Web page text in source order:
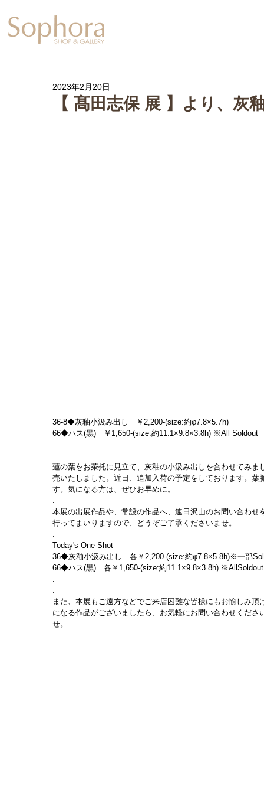
【 髙田志保 展 】より、灰
2023年2月20日
36-8◆灰釉小汲み出し　￥2,200-(size:約φ7.8×5.7h)
66◆ハス(黒)　￥1,650-(size:約11.1×9.8×3.8h) ※All Soldout
.
蓮の葉をお茶托に見立て、灰釉の小汲み出しを合わせてみ
売いたしました。近日、追加入荷の予定をしております。
す。気になる方は、ぜひお早めに。
.
本展の出展作品や、常設の作品へ、連日沢山のお問い合わ
行ってまいりますので、どうぞご了承くださいませ。
.
Today's One Shot
36◆灰釉小汲み出し　各￥2,200-(size:約φ7.8×5.8h)※一部
66◆ハス(黒)　各￥1,650-(size:約11.1×9.8×3.8h)
.
.
また、本展もご遠方などでご来店困難な皆様にもお愉しみ
になる作品がございましたら、お気軽にお問い合わせくだ
せ。